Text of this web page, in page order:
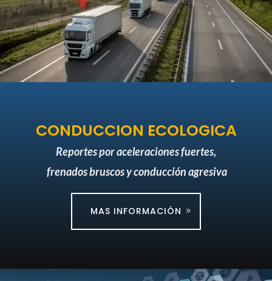
CONDUCCION ECOLOGICA
Reportes por aceleraciones fuertes,
frenados bruscos y conducción agresiva
MAS INFORMACIÓN